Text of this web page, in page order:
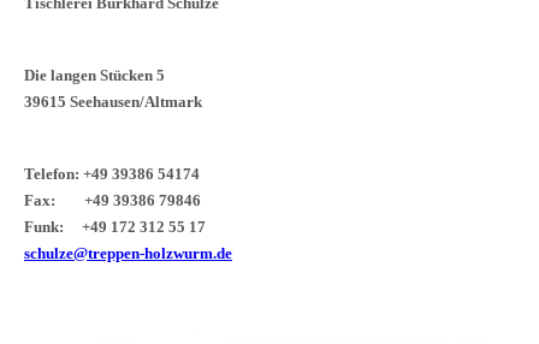
Die langen Stücken 5
39615 Seehausen/Altmark
Telefon: +49 39386 54174
Fax: +49 39386 79846
Funk: +49 172 312 55 17
schulze@treppen-holzwurm.de